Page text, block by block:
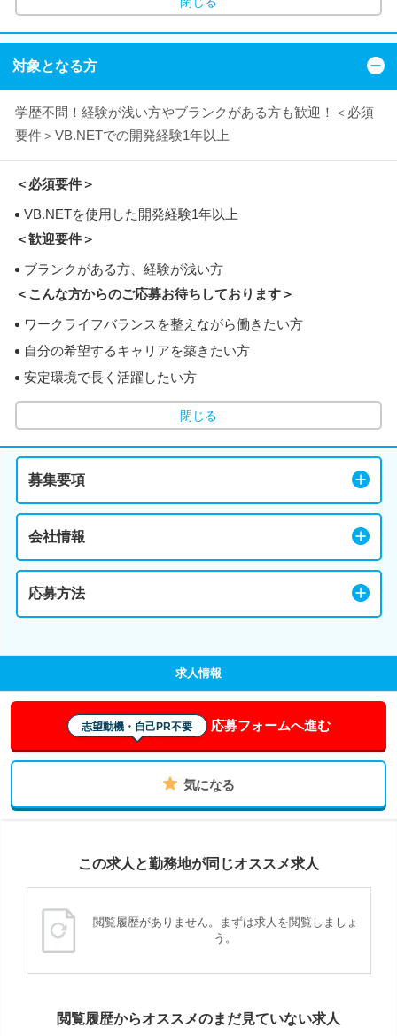
対象となる方
学歴不問！経験が浅い方やブランクがある方も歓迎！＜必須
要件＞VB.NETでの開発経験1年以上
＜必須要件＞
VB.NETを使用した開発経験1年以上
＜歓迎要件＞
ブランクがある方、経験が浅い方
＜こんな方からのご応募お待ちしております＞
ワークライフバランスを整えながら働きたい方
自分の希望するキャリアを築きたい方
安定環境で長く活躍したい方
閉じる
募集要項
会社情報
応募方法
求人情報
志望動機・自己PR不要 応募フォームへ進む
気になる
この求人と勤務地が同じオススメ求人
閲覧履歴がありません。まずは求人を閲覧しましょ
う。
閲覧履歴からオススメのまだ見ていない求人